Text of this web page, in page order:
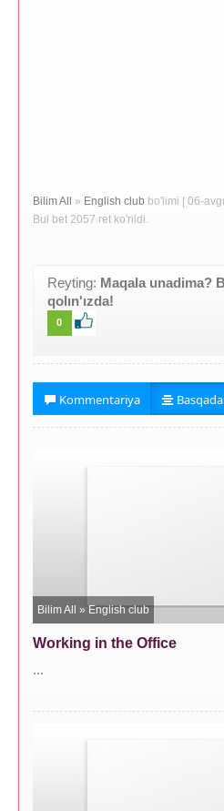
Bilim All » English club bo'limi | 06-
Bul bet 2057 ret ko'rildi.
Reyting: Maqala unadima?
qolın'ızda!
0
Kommentariya
Bilim All »English club
Working in the Office
...